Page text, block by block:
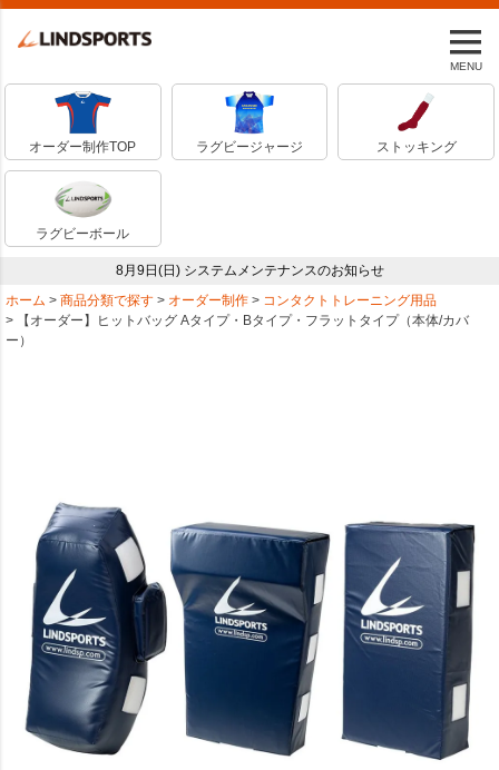
MENU
オーダー制作TOP ラグビージャージ ストッキング
ラグビーボール
8月9日(日) システムメンテナンスのお知らせ
ホーム
商品分類で探す オーダー制作
コンタクトトレーニング用品
【オーダー】ヒットバッグ Aタイプ・Bタイプ・フラットタイプ（本体/カバ
ー）